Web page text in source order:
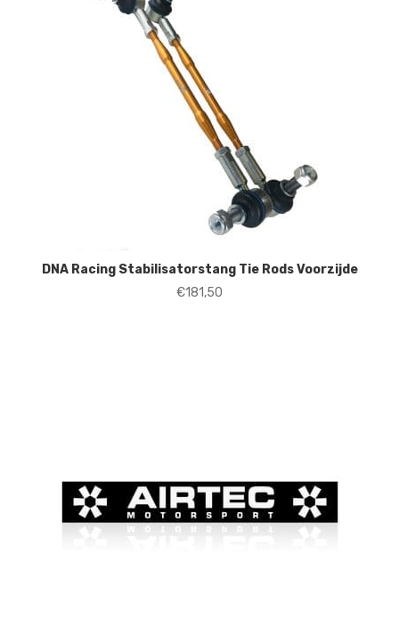
DNA Racing Stabilisatorstang Tie Rods Voorzijde
€181,50